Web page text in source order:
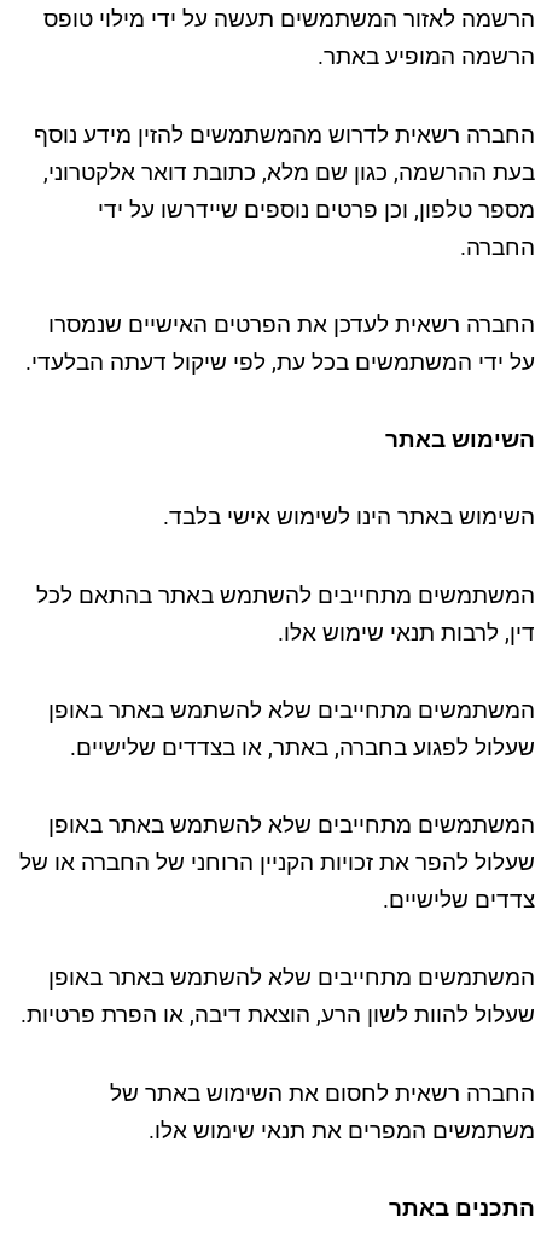
הרשמה לאזור המשתמשים תעשה על ידי מילוי טופס
הרשמה המופיע באתר.
החברה רשאית לדרוש מהמשתמשים להזין מידע נוסף
בעת ההרשמה, כגון שם מלא, כתובת דואר אלקטרוני,
מספר טלפון, וכן פרטים נוספים שיידרשו על ידי
החברה.
החברה רשאית לעדכן את הפרטים האישיים שנמסרו
על ידי המשתמשים בכל עת, לפי שיקול דעתה הבלעדי.
השימוש באתר
השימוש באתר הינו לשימוש אישי בלבד.
המשתמשים מתחייבים להשתמש באתר בהתאם לכל
דין, לרבות תנאי שימוש אלו.
המשתמשים מתחייבים שלא להשתמש באתר באופן
שעלול לפגוע בחברה, באתר, או בצדדים שלישיים.
המשתמשים מתחייבים שלא להשתמש באתר באופן
שעלול להפר את זכויות הקניין הרוחני של החברה או של
צדדים שלישיים.
המשתמשים מתחייבים שלא להשתמש באתר באופן
שעלול להוות לשון הרע, הוצאת דיבה, או הפרת פרטיות.
החברה רשאית לחסום את השימוש באתר של
משתמשים המפרים את תנאי שימוש אלו.
התכנים באתר